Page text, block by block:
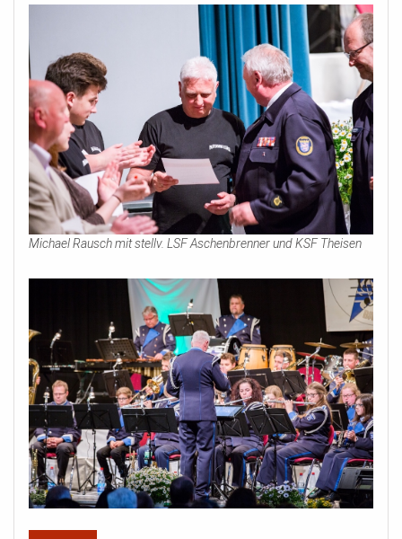
Michael Rausch mit stellv. LSF Aschenbrenner und KSF Theisen